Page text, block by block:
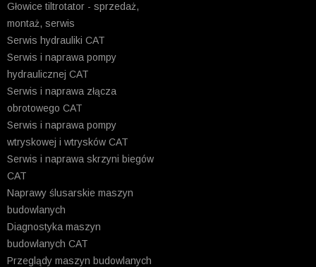
Głowice tiltrotator - sprzedaż,
montaż, serwis
Serwis hydrauliki CAT
Serwis i naprawa pompy
hydraulicznej CAT
Serwis i naprawa złącza
obrotowego CAT
Serwis i naprawa pompy
wtryskowej i wtrysków CAT
Serwis i naprawa skrzyni biegów
CAT
Naprawy ślusarskie maszyn
budowlanych
Diagnostyka maszyn
budowlanych CAT
Przeglądy maszyn budowlanych